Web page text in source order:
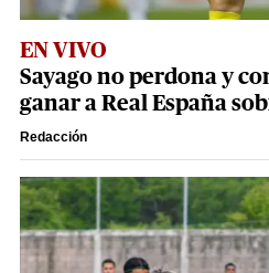
EN VIVO
Sayago no perdona y
ganar a Real España
Redacción